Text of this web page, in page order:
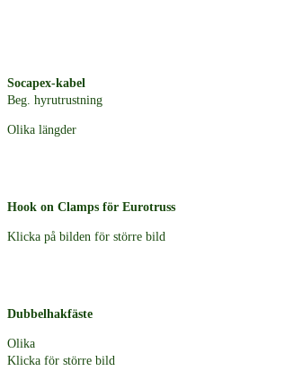
Socapex-kabel
Beg. hyrutrustning
Olika längder
Hook on Clamps för Eurotruss
Klicka på bilden för större bild
Dubbelhakfäste
Olika
Klicka för större bild